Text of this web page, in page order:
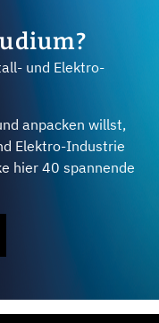
und Elektro-
anpacken willst,
Elektro-Industrie
hier 40 spannende